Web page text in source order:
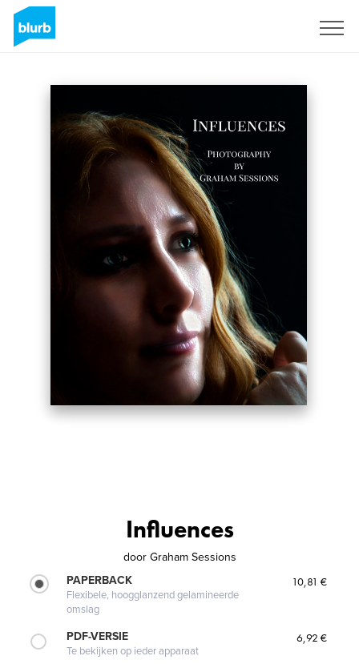
Influences
door Graham Sessions
PAPERBACK
Flexibele, hoogglanzend gelamineerde
omslag
10,81 €
PDF-VERSIE
Te bekijken op ieder apparaat
6,92 €